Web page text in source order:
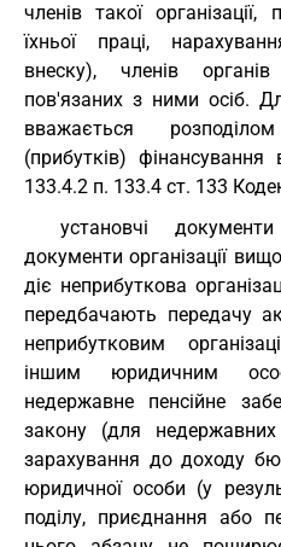
членів такої
їхньої праці,
внеску), членів
пов'язаних з ними осіб.
вважається
(прибутків) фінансування
133.4.2 п. 133.4 ст. 133
установчі
документи організації
діє неприбуткова
передбачають передачу
неприбутковим
іншим юридичним
недержавне пенсійне
закону (для
зарахування до доходу
юридичної особи (у
поділу, приєднання або